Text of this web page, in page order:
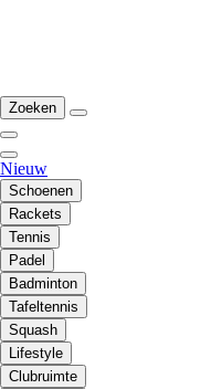
Zoeken
Nieuw
Schoenen
Rackets
Tennis
Padel
Badminton
Tafeltennis
Squash
Lifestyle
Clubruimte